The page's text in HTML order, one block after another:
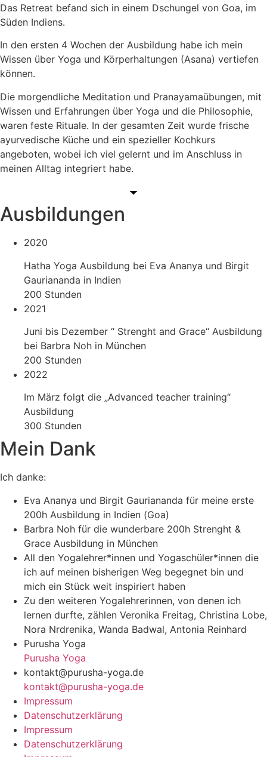
Das Retreat befand sich in einem Dschungel von Goa, im
Süden Indiens.
In den ersten 4 Wochen der Ausbildung habe ich mein
Wissen über Yoga und Körperhaltungen (Asana) vertiefen
können.
Die morgendliche Meditation und Pranayamaübungen, mit
Wissen und Erfahrungen über Yoga und die Philosophie,
waren feste Rituale. In der gesamten Zeit wurde frische
ayurvedische Küche und ein spezieller Kochkurs
angeboten, wobei ich viel gelernt und im Anschluss in
meinen Alltag integriert habe.
Ausbildungen
2020
Hatha Yoga Ausbildung bei Eva Ananya und Birgit
Gauriananda in Indien
200 Stunden
2021
Juni bis Dezember “ Strenght and Grace“ Ausbildung
bei Barbra Noh in München
200 Stunden
2022
Im März folgt die „Advanced teacher training“
Ausbildung
300 Stunden
Mein Dank
Ich danke:
Eva Ananya und Birgit Gauriananda für meine erste
200h Ausbildung in Indien (Goa)
Barbra Noh für die wunderbare 200h Strenght &
Grace Ausbildung in München
All den Yogalehrer*innen und Yogaschüler*innen die
ich auf meinen bisherigen Weg begegnet bin und
mich ein Stück weit inspiriert haben
Zu den weiteren Yogalehrerinnen, von denen ich
lernen durfte, zählen Veronika Freitag, Christina Lobe,
Nora Nrdrenika, Wanda Badwal, Antonia Reinhard
Purusha Yoga
Purusha Yoga
kontakt@purusha-yoga.de
kontakt@purusha-yoga.de
Impressum
Datenschutzerklärung
Impressum
Datenschutzerklärung